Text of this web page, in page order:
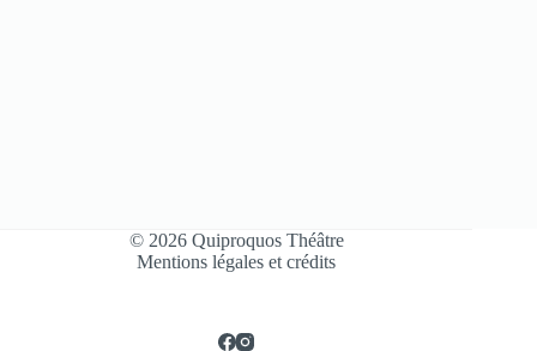
© 2026 Quiproquos Théâtre
Mentions légales et crédits